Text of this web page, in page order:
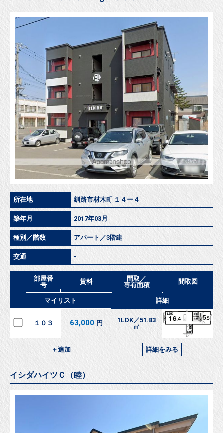
所在地 釧路市材木町 １４ー４
築年月 2017年03月
種別／階数 アパート／3階建
交通 -
部屋番
号
賃料
間取／
専有面積
間取図
マイリスト 詳細
１０３ 63,000 円
1LDK／51.83
㎡
＋追加 詳細をみる
イシダハイツＣ（睦）